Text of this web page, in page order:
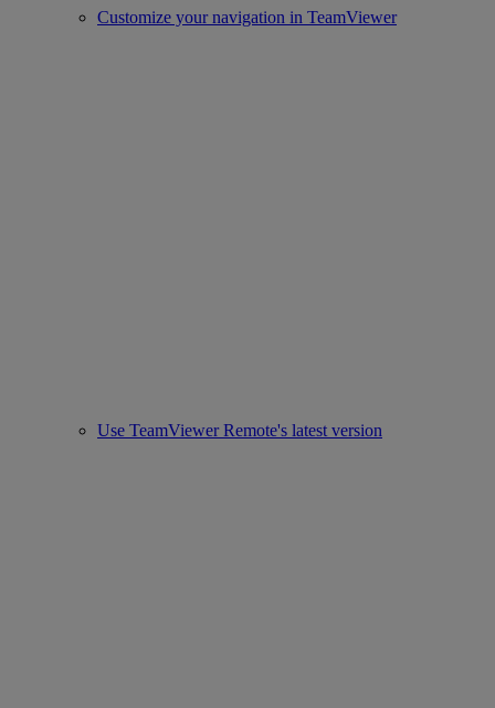
Customize your navigation in TeamViewer
Use TeamViewer Remote's latest version